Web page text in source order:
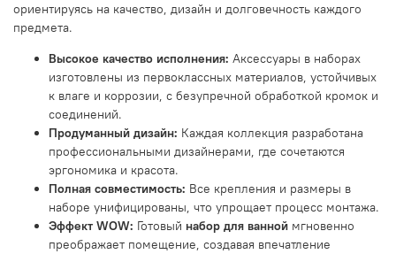
ориентируясь на качество, дизайн и долговечность каждого
предмета.
Высокое качество исполнения: Аксессуары в наборах
изготовлены из первоклассных материалов, устойчивых
к влаге и коррозии, с безупречной обработкой кромок и
соединений.
Продуманный дизайн: Каждая коллекция разработана
профессиональными дизайнерами, где сочетаются
эргономика и красота.
Полная совместимость: Все крепления и размеры в
наборе унифицированы, что упрощает процесс монтажа.
Эффект WOW: Готовый набор для ванной мгновенно
преображает помещение, создавая впечатление